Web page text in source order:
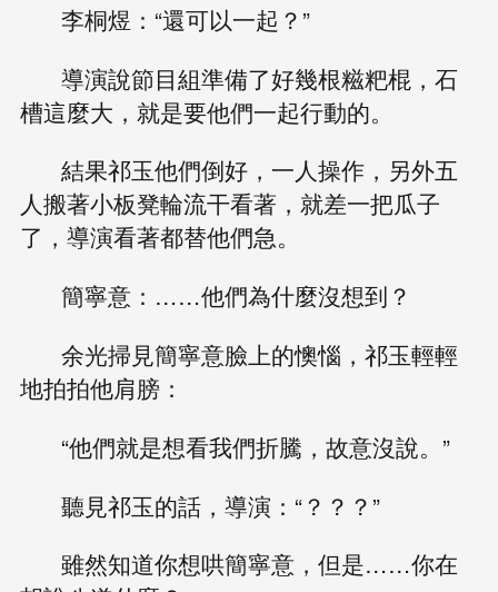
李桐煜：“還可以一起？”
導演說節目組準備了好幾根糍粑棍，石
槽這麼大，就是要他們一起行動的。
結果祁玉他們倒好，一人操作，另外五
人搬著小板凳輪流干看著，就差一把瓜子
了，導演看著都替他們急。
簡寧意：……他們為什麼沒想到？
余光掃見簡寧意臉上的懊惱，祁玉輕輕
地拍拍他肩膀：
“他們就是想看我們折騰，故意沒說。”
聽見祁玉的話，導演：“？？？”
雖然知道你想哄簡寧意，但是……你在